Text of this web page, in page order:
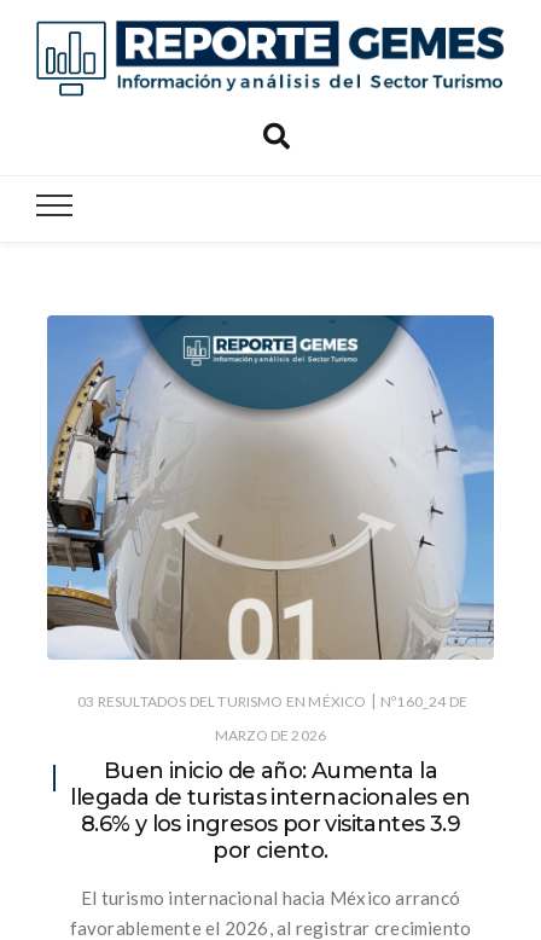
03 RESULTADOS DEL TURISMO EN MÉXICO | Nº160_24 DE
MARZO DE 2026
Buen inicio de año: Aumenta la
llegada de turistas internacionales en
8.6% y los ingresos por visitantes 3.9
por ciento.
El turismo internacional hacia México arrancó
favorablemente el 2026, al registrar crecimiento